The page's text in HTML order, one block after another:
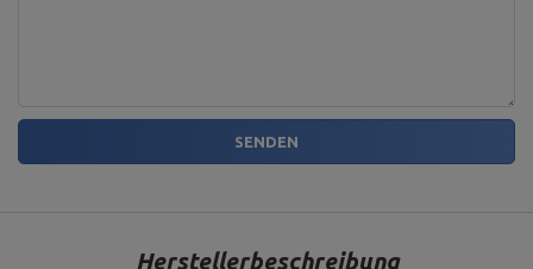
SENDEN
Herstellerbeschreibung